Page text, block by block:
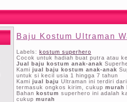
Baju Kostum Ultraman
Labels: kostum superhero
Cocok untuk hadiah buat putra atau
Jual baju kostum anak-anak
Kami jual baju kostum anak-anak
untuk si kecil usia 1 hingga 7 tahun
Kami jual baju Ultraman ini terdiri
termasuk ongkos kirim, cukup murah
Bahan kostum superhero ini adalah
cukup murah